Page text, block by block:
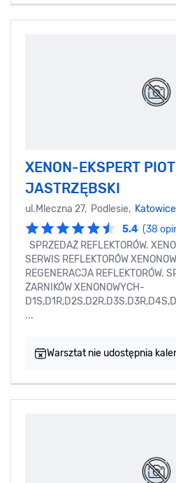
XENON-EKSPERT
JASTRZĘBSKI
ul.Mleczna 27, Podlesie, Katowice
5.4 (38
SPRZEDAŻ REFLEKTORÓW.
SERWIS REFLEKTORÓW
REGENERACJA REFLEKTORÓW.
ŻARNIKÓW XENONOWYCH-
...
Warsztat nie udostępnia